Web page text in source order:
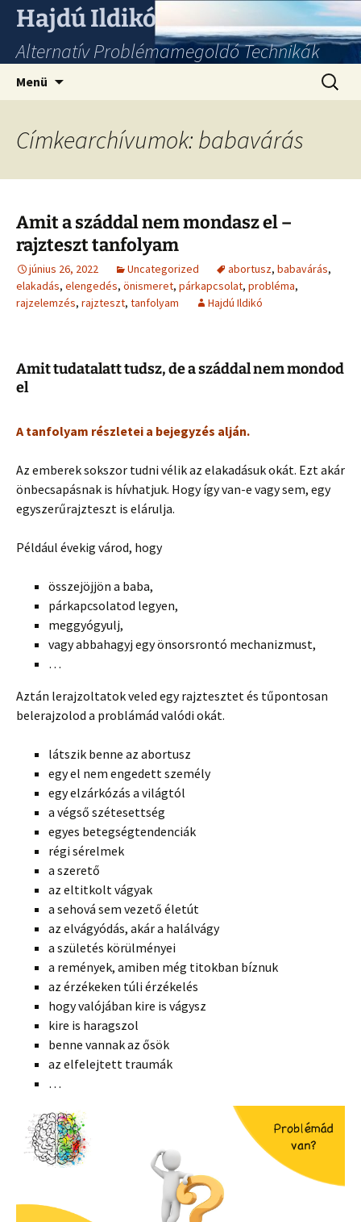
Hajdú Ildikó
Alternatív Problémamegoldó Technikák
Menü
Címkearchívumok: babavárás
Amit a száddal nem mondasz el –
rajzteszt tanfolyam
június 26, 2022 Uncategorized abortusz, babavárás,
elakadás, elengedés, önismeret, párkapcsolat, probléma,
rajzelemzés, rajzteszt, tanfolyam Hajdú Ildikó
Amit tudatalatt tudsz, de a száddal nem mondod
el
A tanfolyam részletei a bejegyzés alján.
Az emberek sokszor tudni vélik az elakadásuk okát. Ezt akár
önbecsapásnak is hívhatjuk. Hogy így van-e vagy sem, egy
egyszerűrajzteszt is elárulja.
Például évekig várod, hogy
összejöjjön a baba,
párkapcsolatod legyen,
meggyógyulj,
vagy abbahagyj egy önsorsrontó mechanizmust,
…
Aztán lerajzoltatok veled egy rajztesztet és tűpontosan
belerajzolod a problámád valódi okát.
látszik benne az abortusz
egy el nem engedett személy
egy elzárkózás a világtól
a végső szétesettség
egyes betegségtendenciák
régi sérelmek
a szerető
az eltitkolt vágyak
a sehová sem vezető életút
az elvágyódás, akár a halálvágy
a születés körülményei
a remények, amiben még titokban bíznuk
az érzékeken túli érzékelés
hogy valójában kire is vágysz
kire is haragszol
benne vannak az ősök
az elfelejtett traumák
…